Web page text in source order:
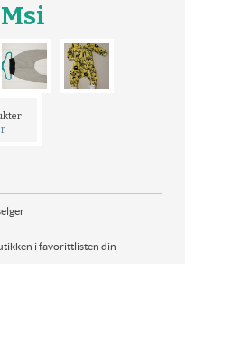
i favorittlisten din